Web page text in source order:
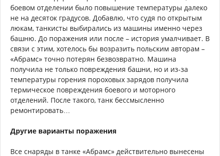
боевом отделении было повышение температуры далеко
не на десяток градусов. Добавлю, что судя по открытым
люкам, танкисты выбирались из машины именно через
башню. До поражения или после – история умалчивает. В
связи с этим, хотелось бы возразить польским авторам –
«Абрамс» точно потерян безвозвратно. Машина
получила не только повреждения башни, но и из-за
температуры горения пороховых зарядов получила
термическое повреждения боевого и моторного
отделений. После такого, танк бессмысленно
ремонтировать…
Другие варианты поражения
Все снаряды в танке «Абрамс» действительно вынесены